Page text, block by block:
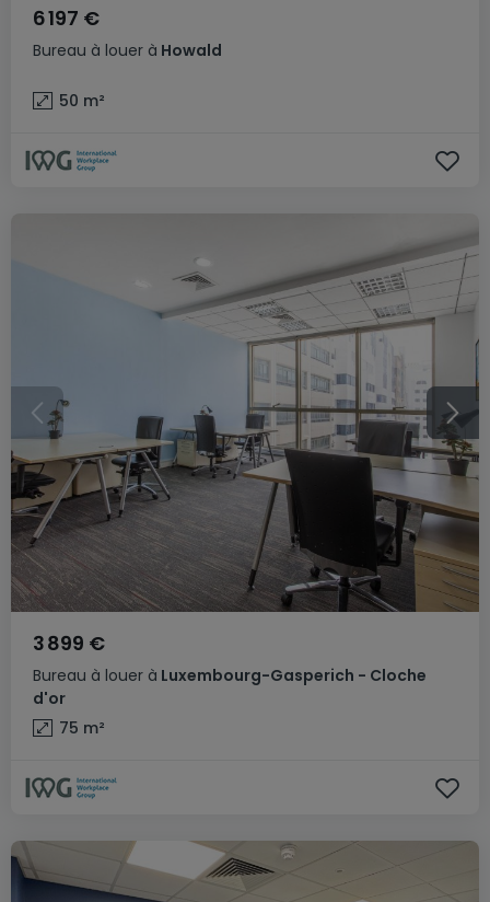
Bureau à louer à Howald
6 197 €
50 m²
Bureau à louer à Luxembourg-Gasperich - Cloche
d'or
3 899 €
75 m²